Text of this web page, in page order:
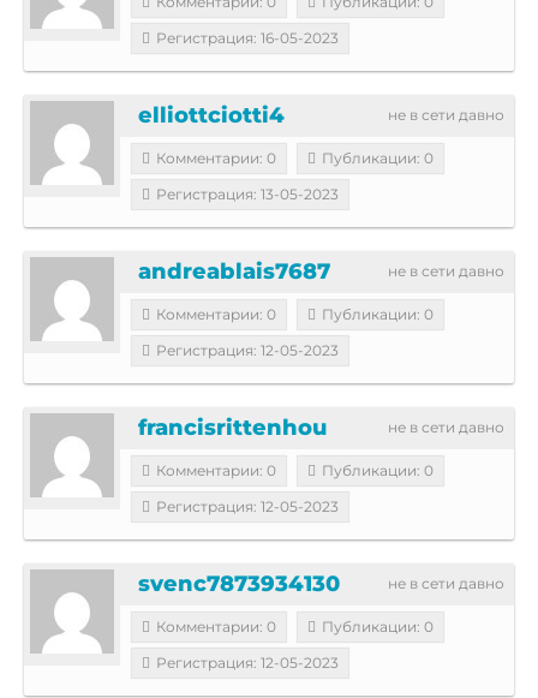
Регистрация: 16-05-2023
не в сети давно
elliottciotti4
Комментарии: 0
Публикации: 0
Регистрация: 13-05-2023
не в сети давно
andreablais7687
Комментарии: 0
Публикации: 0
Регистрация: 12-05-2023
не в сети давно
francisrittenhou
Комментарии: 0
Публикации: 0
Регистрация: 12-05-2023
не в сети давно
svenc7873934130
Комментарии: 0
Публикации: 0
Регистрация: 12-05-2023